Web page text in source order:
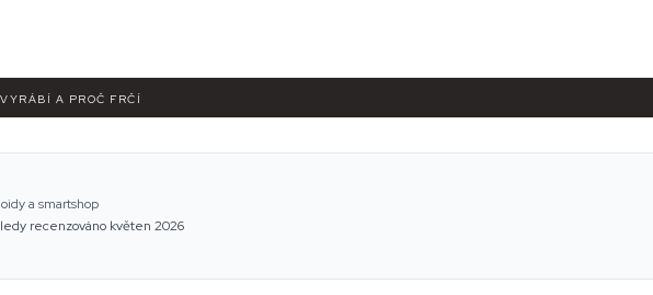
A PROČ FRČÍ
a smartshop
recenzováno květen 2026